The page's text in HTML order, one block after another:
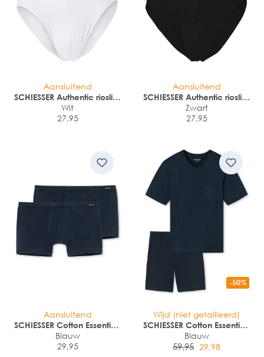
Aansluitend
SCHIESSER Authentic rioslips
(2-pack)
Wit
27,95
Aansluitend
SCHIESSER Authentic rioslips
(2-pack)
Zwart
27,95
Aansluitend
SCHIESSER Cotton Essentials
boxer (2-pack)
Blauw
29,95
-50%
Wijd (niet getailleerd)
SCHIESSER Cotton Essentials
Pyjama kort
Blauw
59,95 29,98